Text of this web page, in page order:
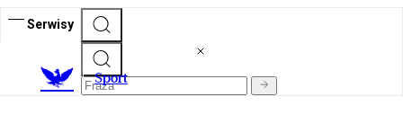
Serwisy
Sport